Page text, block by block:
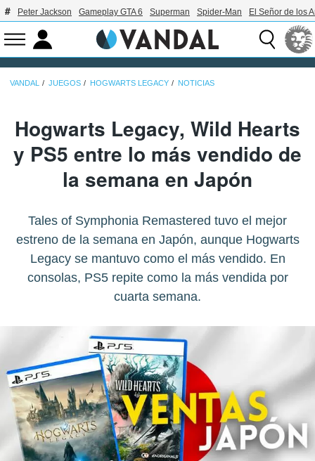
Peter Jackson Gameplay GTA 6 Superman Spider-Man El Señor de los
VANDAL JUEGOS HOGWARTS LEGACY NOTICIAS
Hogwarts Legacy, Wild Hearts
y PS5 entre lo más vendido de
la semana en Japón
Tales of Symphonia Remastered tuvo el mejor
estreno de la semana en Japón, aunque Hogwarts
Legacy se mantuvo como el más vendido. En
consolas, PS5 repite como la más vendida por
cuarta semana.